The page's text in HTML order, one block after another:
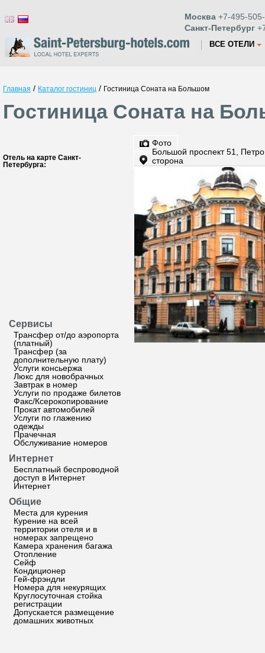
Москва +7-495-
Санкт-Петербург
ВСЕ ОТЕЛИ
Главная / Каталог гостиниц / Гостиница Соната на Большом
Гостиница Соната на
Отель на карте Санкт-
Петербурга:
Сервисы
Трансфер от/до аэропорта
(платный)
Трансфер (за
дополнительную плату)
Услуги консьержа
Люкс для новобрачных
Завтрак в номер
Услуги по продаже билетов
Факс/Ксерокопирование
Прокат автомобилей
Услуги по глажению
одежды
Прачечная
Обслуживание номеров
Интернет
Бесплатный беспроводной
доступ в Интернет
Интернет
Общие
Места для курения
Курение на всей
территории отеля и в
номерах запрещено
Камера хранения багажа
Отопление
Сейф
Кондиционер
Гей-фрэндли
Номера для некурящих
Круглосуточная стойка
регистрации
Допускается размещение
домашних животных
Фото
Большой проспект 51,
сторона